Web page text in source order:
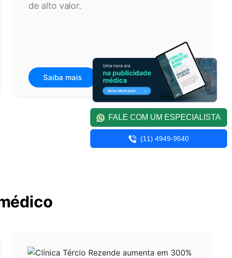
de alto valor.
Saiba mais
FALE COM UM ESPECIALISTA
(11) 4949-9540